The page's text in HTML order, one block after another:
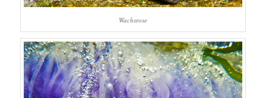
Wachsrose